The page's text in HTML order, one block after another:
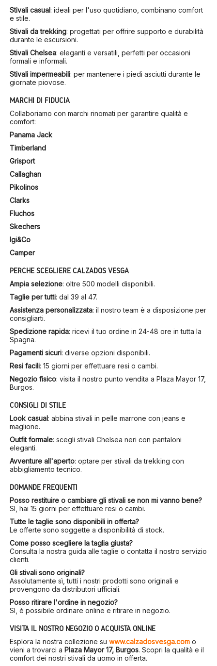
Stivali casual: ideali per l'uso quotidiano, combinano comfort
e stile.
Stivali da trekking: progettati per offrire supporto e durabilità
durante le escursioni.
Stivali Chelsea: eleganti e versatili, perfetti per occasioni
formali e informali.
Stivali impermeabili: per mantenere i piedi asciutti durante le
giornate piovose.
MARCHI DI FIDUCIA
Collaboriamo con marchi rinomati per garantire qualità e
comfort:
Panama Jack
Timberland
Grisport
Callaghan
Pikolinos
Clarks
Fluchos
Skechers
Igi&Co
Camper
PERCHÉ SCEGLIERE CALZADOS VESGA
Ampia selezione: oltre 500 modelli disponibili.
Taglie per tutti: dal 39 al 47.
Assistenza personalizzata: il nostro team è a disposizione per
consigliarti.
Spedizione rapida: ricevi il tuo ordine in 24-48 ore in tutta la
Spagna.
Pagamenti sicuri: diverse opzioni disponibili.
Resi facili: 15 giorni per effettuare resi o cambi.
Negozio fisico: visita il nostro punto vendita a Plaza Mayor 17,
Burgos.
CONSIGLI DI STILE
Look casual: abbina stivali in pelle marrone con jeans e
maglione.
Outfit formale: scegli stivali Chelsea neri con pantaloni
eleganti.
Avventure all'aperto: optare per stivali da trekking con
abbigliamento tecnico.
DOMANDE FREQUENTI
Posso restituire o cambiare gli stivali se non mi vanno bene?
Sì, hai 15 giorni per effettuare resi o cambi.
Tutte le taglie sono disponibili in offerta?
Le offerte sono soggette a disponibilità di stock.
Come posso scegliere la taglia giusta?
Consulta la nostra guida alle taglie o contatta il nostro servizio
clienti.
Gli stivali sono originali?
Assolutamente sì, tutti i nostri prodotti sono originali e
provengono da distributori ufficiali.
Posso ritirare l'ordine in negozio?
Sì, è possibile ordinare online e ritirare in negozio.
VISITA IL NOSTRO NEGOZIO O ACQUISTA ONLINE
Esplora la nostra collezione su www.calzadosvesga.com o
vieni a trovarci a Plaza Mayor 17, Burgos. Scopri la qualità e il
comfort dei nostri stivali da uomo in offerta.